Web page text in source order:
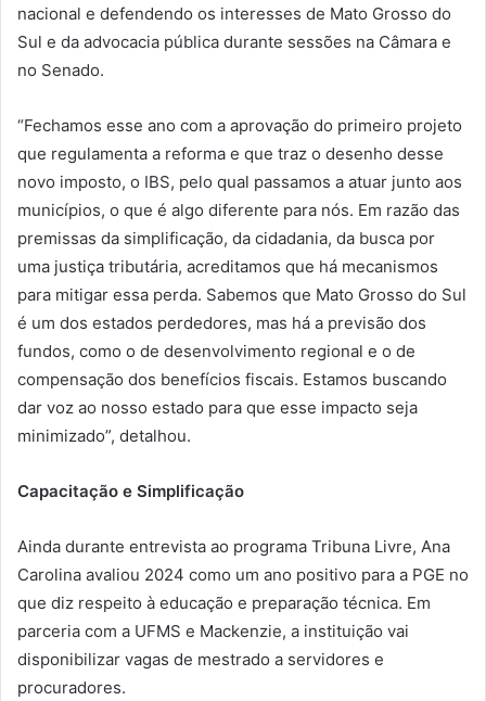
nacional e defendendo os interesses de Mato Grosso do
Sul e da advocacia pública durante sessões na Câmara e
no Senado.
“Fechamos esse ano com a aprovação do primeiro projeto
que regulamenta a reforma e que traz o desenho desse
novo imposto, o IBS, pelo qual passamos a atuar junto aos
municípios, o que é algo diferente para nós. Em razão das
premissas da simplificação, da cidadania, da busca por
uma justiça tributária, acreditamos que há mecanismos
para mitigar essa perda. Sabemos que Mato Grosso do Sul
é um dos estados perdedores, mas há a previsão dos
fundos, como o de desenvolvimento regional e o de
compensação dos benefícios fiscais. Estamos buscando
dar voz ao nosso estado para que esse impacto seja
minimizado”, detalhou.
Capacitação e Simplificação
Ainda durante entrevista ao programa Tribuna Livre, Ana
Carolina avaliou 2024 como um ano positivo para a PGE no
que diz respeito à educação e preparação técnica. Em
parceria com a UFMS e Mackenzie, a instituição vai
disponibilizar vagas de mestrado a servidores e
procuradores.